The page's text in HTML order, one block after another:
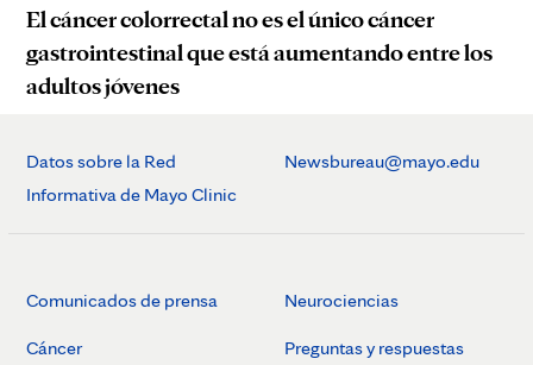
El cáncer colorrectal no es el único cáncer
gastrointestinal que está aumentando entre los
adultos jóvenes
Datos sobre la Red
Informativa de Mayo Clinic
Newsbureau@mayo.edu
Comunicados de prensa
Cáncer
Neurociencias
Preguntas y respuestas